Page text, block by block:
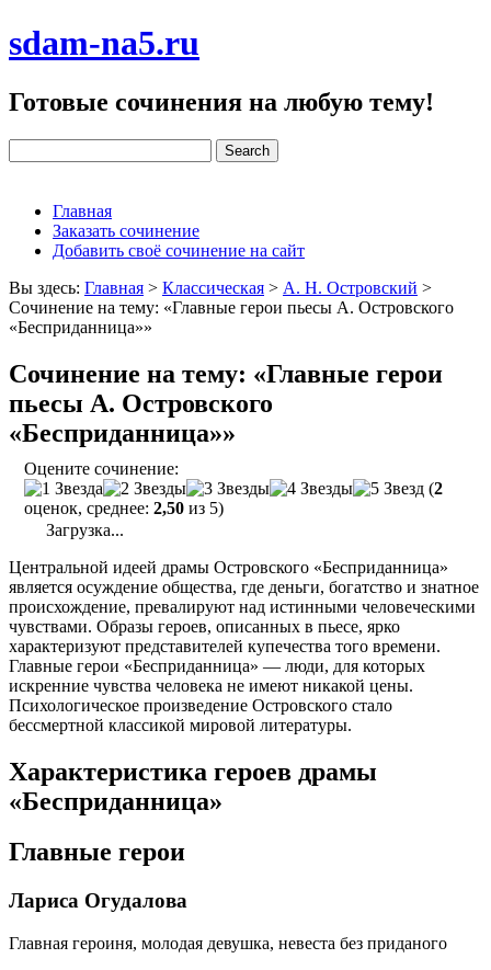
sdam-na5.ru
Готовые сочинения на любую тему!
Главная
Заказать сочинение
Добавить своё сочинение на сайт
Вы здесь: Главная > Классическая > А. Н. Островский >
Сочинение на тему: «Главные герои пьесы А. Островского
«Бесприданница»»
Сочинение на тему: «Главные герои
пьесы А. Островского
«Бесприданница»»
Оцените сочинение:
(2
оценок, среднее: 2,50 из 5)
Загрузка...
Центральной идеей драмы Островского «Бесприданница»
является осуждение общества, где деньги, богатство и знатное
происхождение, превалируют над истинными человеческими
чувствами. Образы героев, описанных в пьесе, ярко
характеризуют представителей купечества того времени.
Главные герои «Бесприданница» — люди, для которых
искренние чувства человека не имеют никакой цены.
Психологическое произведение Островского стало
бессмертной классикой мировой литературы.
Характеристика героев драмы
«Бесприданница»
Главные герои
Лариса Огудалова
Главная героиня, молодая девушка, невеста без приданого